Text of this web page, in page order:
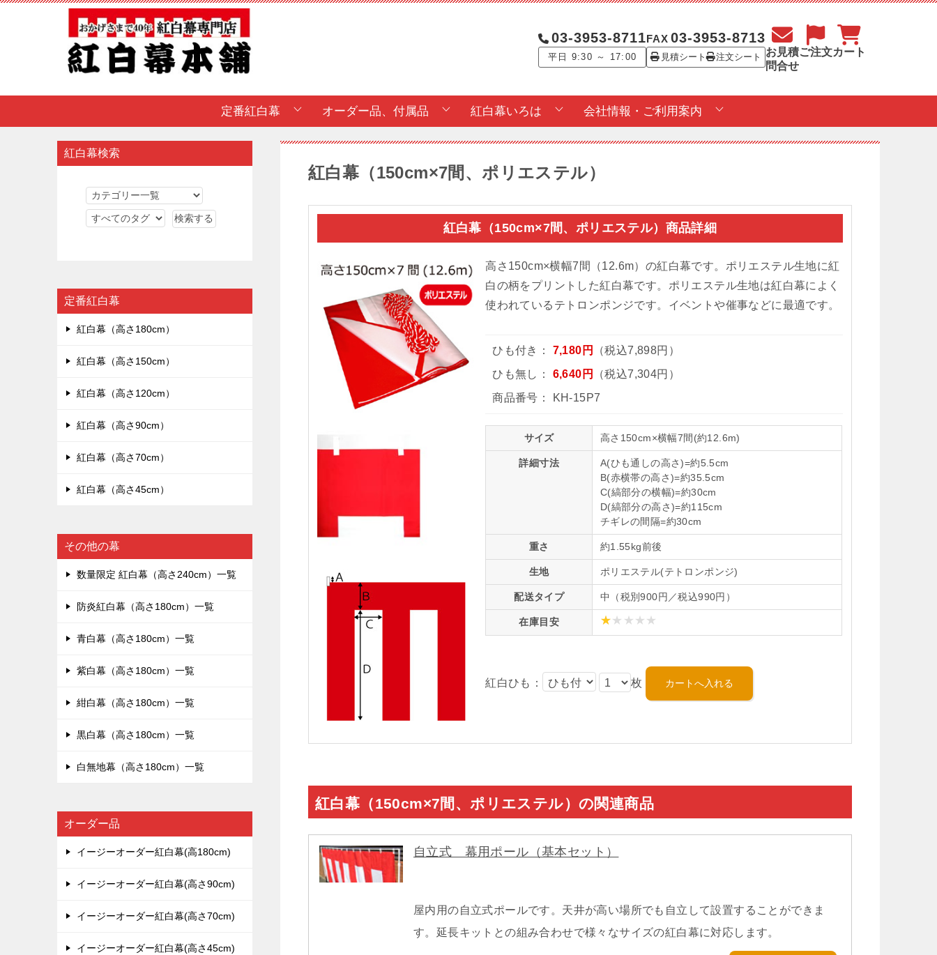
03-3953-8711
平日 9:30 ～ 17:00
FAX 03-3953-8713
見積シート 注文シート
お見積
問合せ
ご注文カート
定番紅白幕 オーダー品、付属品 紅白幕いろは 会社情報・ご利用案内
紅白幕（150cm×7間、ポリエステル）
紅白幕（150cm×7間、ポリエステル）商品詳細
高さ150cm×横幅7間（12.6m）の紅白幕です。ポリエステル生地に紅
白の柄をプリントした紅白幕です。ポリエステル生地は紅白幕によく
使われているテトロンポンジです。イベントや催事などに最適です。
ひも付き： 7,180円
（税込7,898円）
ひも無し：
6,640円
（税込7,304円）
商品番号：
KH-15P7
サイズ 高さ150cm×横幅7間(約12.6m)
詳細寸法
A(ひも通しの高さ)=約5.5cm
B(赤横帯の高さ)=約35.5cm
C(縞部分の横幅)=約30cm
D(縞部分の高さ)=約115cm
チギレの間隔=約30cm
重さ 約1.55kg前後
生地 ポリエステル(テトロンポンジ)
配送タイプ 中（税別900円／税込990円）
在庫目安
紅白ひも： 枚
紅白幕（150cm×7間、ポリエステル）の関連商品
自立式 幕用ポール（基本セット）
屋内用の自立式ポールです。天井が高い場所でも自立して設置することができま
す。延長キットとの組み合わせで様々なサイズの紅白幕に対応します。
紅白幕検索
定番紅白幕
紅白幕（高さ180cm）
紅白幕（高さ150cm）
紅白幕（高さ120cm）
紅白幕（高さ90cm）
紅白幕（高さ70cm）
紅白幕（高さ45cm）
その他の幕
数量限定 紅白幕（高さ240cm）一覧
防炎紅白幕（高さ180cm）一覧
青白幕（高さ180cm）一覧
紫白幕（高さ180cm）一覧
紺白幕（高さ180cm）一覧
黒白幕（高さ180cm）一覧
白無地幕（高さ180cm）一覧
オーダー品
イージーオーダー紅白幕(高180cm)
イージーオーダー紅白幕(高さ90cm)
イージーオーダー紅白幕(高さ70cm)
イージーオーダー紅白幕(高さ45cm)